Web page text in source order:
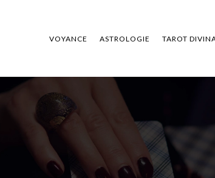
VOYANCE ASTROLOGIE TAROT